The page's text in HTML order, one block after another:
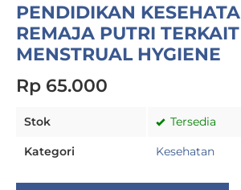
PENDIDIKAN
REMAJA PUTRI TERKAIT
MENSTRUAL HYGIENE
Rp 65.000
Stok Tersedia
Kategori Kesehatan